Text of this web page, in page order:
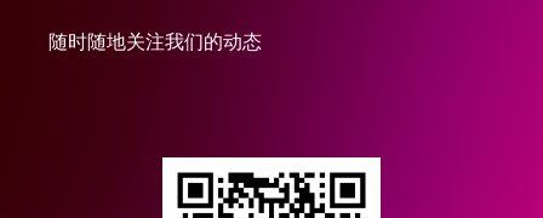
随时随地关注我们的动态